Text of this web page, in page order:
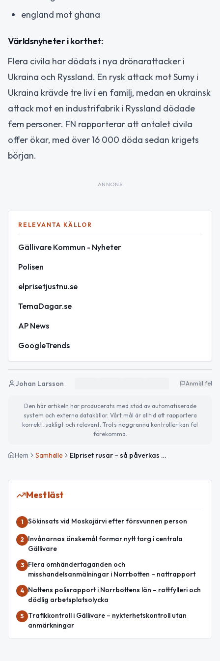
england mot ghana
Världsnyheter i korthet:
Flera civila har dödats i nya drönarattacker i
Ukraina och Ryssland. En rysk attack mot Sumy i
Ukraina krävde tre liv i en familj, medan en ukrainsk
attack mot en industrifabrik i Ryssland dödade
fem personer. FN rapporterar att antalet civila
offer ökar, med över 16 000 döda sedan krigets
början.
ANNONS
RELEVANTA KÄLLOR
Gällivare Kommun - Nyheter
Polisen
elprisetjustnu.se
TemaDagar.se
AP News
GoogleTrends
Johan Larsson Anmäl fel
Den här artikeln har producerats med stöd av automatiserade
system och externa datakällor. Vårt mål är alltid att rapportera
korrekt, sakligt och relevant. Trots noggranna kontroller kan fel
förekomma.
Hem Samhälle Elpriset rusar – så påverkas din vardag idag
Mest läst
1 Sökinsats vid Moskojärvi efter försvunnen person
2
Invånarnas önskemål formar nytt torg i centrala
Gällivare
3
Flera omhändertaganden och
misshandelsanmälningar i Norrbotten – nattrapport
4
Nattens polisrapport i Norrbottens län – rattfylleri och
dödlig arbetsplatsolycka
5
Trafikkontroll i Gällivare – nykterhetskontroll utan
anmärkningar